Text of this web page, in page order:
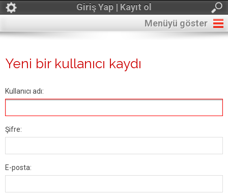
Giriş Yap | Kayıt ol
Menüyü göster
Yeni bir kullanıcı kaydı
Kullanıcı adı:
Şifre:
E-posta: